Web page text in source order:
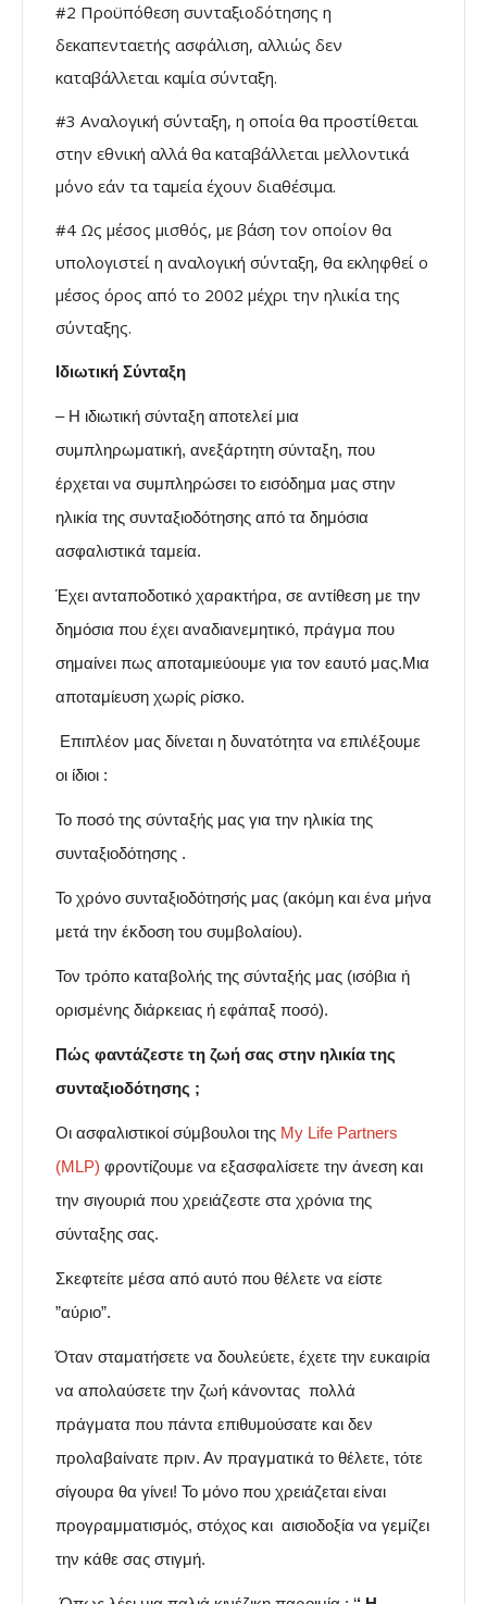
#2 Προϋπόθεση συνταξιοδότησης η
δεκαπενταετής ασφάλιση, αλλιώς δεν
καταβάλλεται καμία σύνταξη.
#3 Αναλογική σύνταξη, η οποία θα προστίθεται
στην εθνική αλλά θα καταβάλλεται μελλοντικά
μόνο εάν τα ταμεία έχουν διαθέσιμα.
#4 Ως μέσος μισθός, με βάση τον οποίον θα
υπολογιστεί η αναλογική σύνταξη, θα εκληφθεί ο
μέσος όρος από το 2002 μέχρι την ηλικία της
σύνταξης.
Ιδιωτική Σύνταξη
– Η ιδιωτική σύνταξη αποτελεί μια
συμπληρωματική, ανεξάρτητη σύνταξη, που
έρχεται να συμπληρώσει το εισόδημα μας στην
ηλικία της συνταξιοδότησης από τα δημόσια
ασφαλιστικά ταμεία.
Έχει ανταποδοτικό χαρακτήρα, σε αντίθεση με την
δημόσια που έχει αναδιανεμητικό, πράγμα που
σημαίνει πως αποταμιεύουμε για τον εαυτό μας.Μια
αποταμίευση χωρίς ρίσκο.
Επιπλέον μας δίνεται η δυνατότητα να επιλέξουμε
οι ίδιοι :
Το ποσό της σύνταξής μας για την ηλικία της
συνταξιοδότησης .
Το χρόνο συνταξιοδότησής μας (ακόμη και ένα μήνα
μετά την έκδοση του συμβολαίου).
Τον τρόπο καταβολής της σύνταξής μας (ισόβια ή
ορισμένης διάρκειας ή εφάπαξ ποσό).
Πώς φαντάζεστε τη ζωή σας στην ηλικία της
συνταξιοδότησης ;
Οι ασφαλιστικοί σύμβουλοι της My Life Partners
(MLP) φροντίζουμε να εξασφαλίσετε την άνεση και
την σιγουριά που χρειάζεστε στα χρόνια της
σύνταξης σας.
Σκεφτείτε μέσα από αυτό που θέλετε να είστε
”αύριο”.
Όταν σταματήσετε να δουλεύετε, έχετε την ευκαιρία
να απολαύσετε την ζωή κάνοντας πολλά
πράγματα που πάντα επιθυμούσατε και δεν
προλαβαίνατε πριν. Αν πραγματικά το θέλετε, τότε
σίγουρα θα γίνει! Το μόνο που χρειάζεται είναι
προγραμματισμός, στόχος και αισιοδοξία να γεμίζει
την κάθε σας στιγμή.